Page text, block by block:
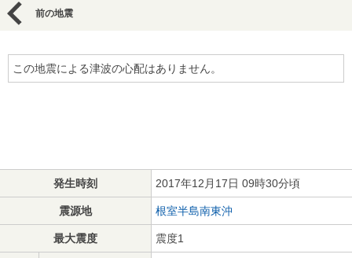
前の地震
この地震による津波の心配はありません。
発生時刻 2017年12月17日 09時30分頃
震源地 根室半島南東沖
最大震度 震度1